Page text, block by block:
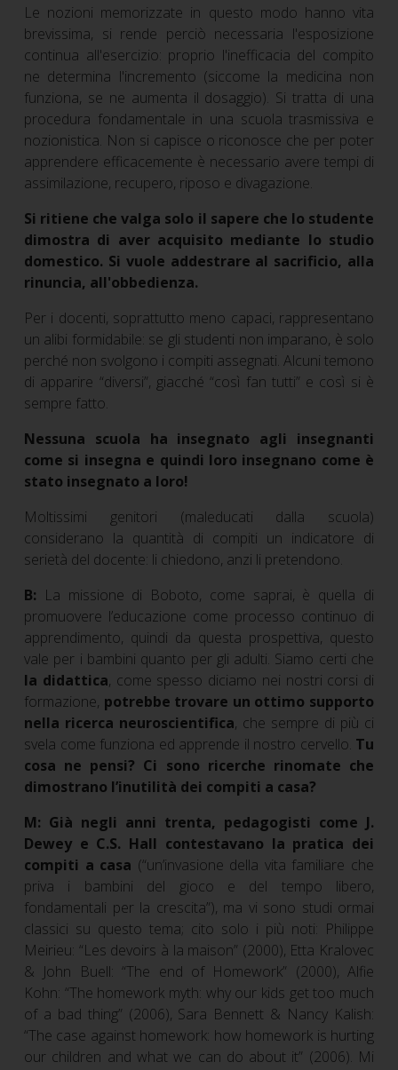
Le nozioni memorizzate in questo modo hanno vita
brevissima, si rende perciò necessaria l'esposizione
continua all'esercizio: proprio l'inefficacia del compito
ne determina l'incremento (siccome la medicina non
funziona, se ne aumenta il dosaggio). Si tratta di una
procedura fondamentale in una scuola trasmissiva e
nozionistica. Non si capisce o riconosce che per poter
apprendere efficacemente è necessario avere tempi di
assimilazione, recupero, riposo e divagazione.
Si ritiene che valga solo il sapere che lo studente
dimostra di aver acquisito mediante lo studio
domestico. Si vuole addestrare al sacrificio, alla
rinuncia, all'obbedienza.
Per i docenti, soprattutto meno capaci, rappresentano
un alibi formidabile: se gli studenti non imparano, è solo
perché non svolgono i compiti assegnati. Alcuni temono
di apparire “diversi”, giacché “così fan tutti” e così si è
sempre fatto.
Nessuna scuola ha insegnato agli insegnanti
come si insegna e quindi loro insegnano come è
stato insegnato a loro!
Moltissimi genitori (maleducati dalla scuola)
considerano la quantità di compiti un indicatore di
serietà del docente: li chiedono, anzi li pretendono.
B: La missione di Boboto, come saprai, è quella di
promuovere l’educazione come processo continuo di
apprendimento, quindi da questa prospettiva, questo
vale per i bambini quanto per gli adulti. Siamo certi che
la didattica, come spesso diciamo nei nostri corsi di
formazione, potrebbe trovare un ottimo supporto
nella ricerca neuroscientifica, che sempre di più ci
svela come funziona ed apprende il nostro cervello. Tu
cosa ne pensi? Ci sono ricerche rinomate che
dimostrano l’inutilità dei compiti a casa?
M: Già negli anni trenta, pedagogisti come J.
Dewey e C.S. Hall contestavano la pratica dei
compiti a casa (“un’invasione della vita familiare che
priva i bambini del gioco e del tempo libero,
fondamentali per la crescita”), ma vi sono studi ormai
classici su questo tema; cito solo i più noti: Philippe
Meirieu: “Les devoirs à la maison” (2000), Etta Kralovec
& John Buell: “The end of Homework” (2000), Alfie
Kohn: “The homework myth: why our kids get too much
of a bad thing” (2006), Sara Bennett & Nancy Kalish:
“The case against homework: how homework is hurting
our children and what we can do about it” (2006). Mi